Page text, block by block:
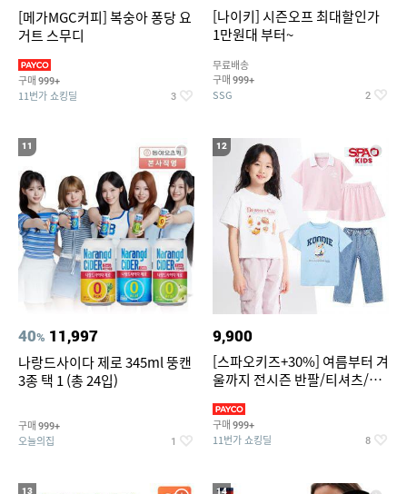
[메가MGC커피] 복숭아 퐁당 요
거트 스무디
구매 999+
11번가 쇼킹딜 3
[나이키] 시즌오프 최대할인가
1만원대 부터~
무료배송
구매 999+
SSG 2
11
40% 11,997
나랑드사이다 제로 345ml 뚱캔
3종 택 1 (총 24입)
구매 999+
오늘의집 1
12
9,900
[스파오키즈+30%] 여름부터 겨
울까지 전시즌 반팔/티셔츠/셋
구매 999+
11번가 쇼킹딜 8
13 14